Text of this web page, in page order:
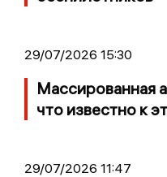
29/07/2026 15:30
Массированная
что известно к
29/07/2026 11:47